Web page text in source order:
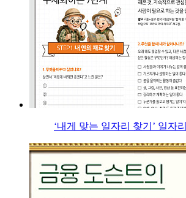
‘내게 맞는 일자리 찾기’ 일자